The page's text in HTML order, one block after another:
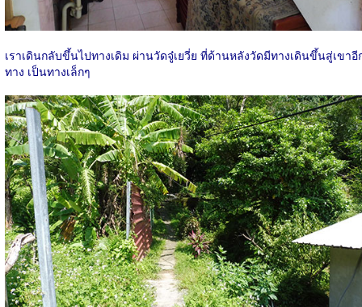
เราเดินกลับขึ้นไปทางเดิม ผ่านวัดจู๋เยวี่ย ที่ด้านหลังวัดมีทางเดินขึ้นสู่เขาอี
ทาง เป็นทางเล็กๆ